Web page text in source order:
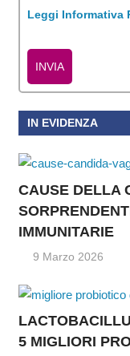
Leggi Informativa
INVIA
IN EVIDENZA
CAUSE DELLA
IMMUNITARIE
9 Marzo 2026
5 MIGLIORI